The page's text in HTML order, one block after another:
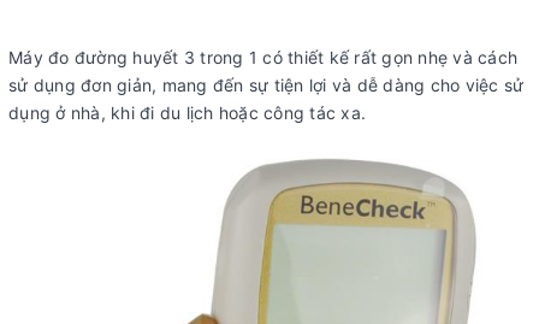
Máy đo đường huyết 3 trong 1 có thiết kế rất gọn nhẹ và cách
sử dụng đơn giản, mang đến sự tiện lợi và dễ dàng cho việc sử
dụng ở nhà, khi đi du lịch hoặc công tác xa.